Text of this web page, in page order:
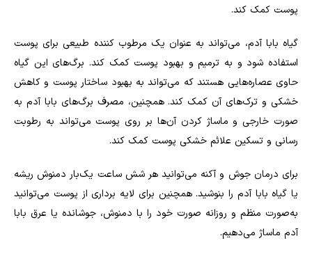
پوست کمک کند.
گیاه بابا آدم، می‌تواند به عنوان یک مرطوب کننده طبیعی برای پوست
استفاده شود و به ترمیم و بهبود پوست کمک کند. برگ‌های این گیاه
حاوی عصاره‌هایی هستند که می‌تواند به بهبود ساختار پوست و کاهش
خشکی و ترک‌های آن کمک کند. همچنین، مصرف برگ‌های بابا آدم به
صورت خارجی و ماساژ کردن آن‌ها بر روی پوست می‌تواند به رطوبت
رسانی و تسکین علائم خشکی پوست کمک کند.
برای درمان جوش و آکنه می‌توانید هر شش ساعت یک‌بار دمنوش ریشه
یا گیاه بابا آدم را بنوشید. همچنین برای لایه برداری از پوست می‌توانید
به‌صورت منظم و روزانه صورت خود را با دمنوش، جوشانده یا عرق بابا
آدم ماساژ می‌دهیم.